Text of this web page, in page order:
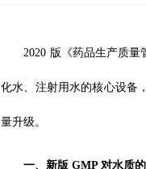
2020 版《药品生产质量管
化水、注射用水的核心设备
量升级。
一、新版 GMP 对水质